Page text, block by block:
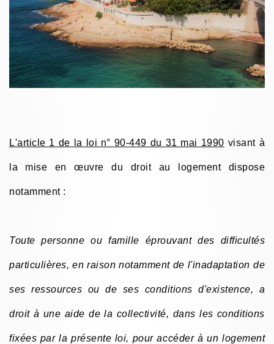
L'article 1 de la loi n° 90-449 du 31 mai 1990 visant à
la mise en œuvre du droit au logement dispose
notamment :
Toute personne ou famille éprouvant des difficultés
particulières, en raison notamment de l'inadaptation de
ses ressources ou de ses conditions d'existence, a
droit à une aide de la collectivité, dans les conditions
fixées par la présente loi, pour accéder à un logement